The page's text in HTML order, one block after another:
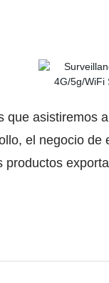
que asistiremos
el negocio